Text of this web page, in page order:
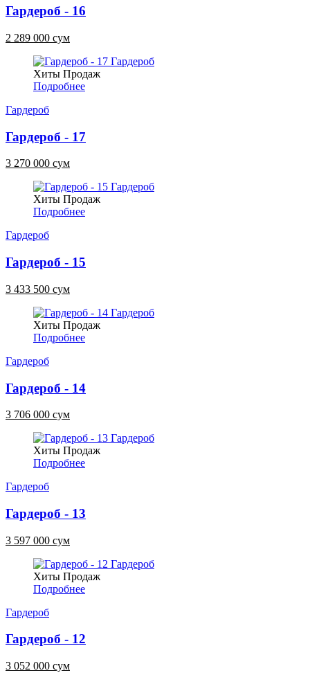
Гардероб - 16
2 289 000 сум
Хиты Продаж
Подробнее
Гардероб
Гардероб - 17
3 270 000 сум
Хиты Продаж
Подробнее
Гардероб
Гардероб - 15
3 433 500 сум
Хиты Продаж
Подробнее
Гардероб
Гардероб - 14
3 706 000 сум
Хиты Продаж
Подробнее
Гардероб
Гардероб - 13
3 597 000 сум
Хиты Продаж
Подробнее
Гардероб
Гардероб - 12
3 052 000 сум